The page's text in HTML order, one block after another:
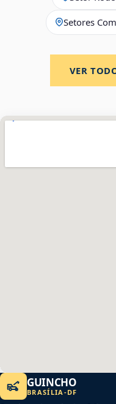
Setores
VER
GUINCHO
BRASÍLIA -DF